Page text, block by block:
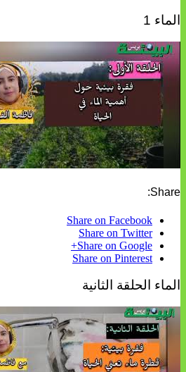
الماء 1
Share:
Share on Facebook
Share on Twitter
Share on Google+
Share on Pinterest
الماء الحلقة الثانية